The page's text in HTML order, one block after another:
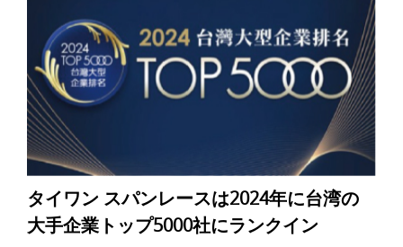
タイワン スパンレースは2024年に台湾の
大手企業トップ5000社にランクイン